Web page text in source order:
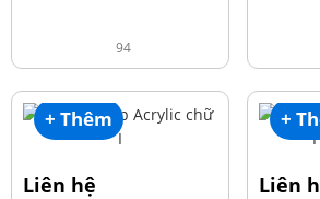
94
+ Thêm
Liên hệ
+
Liên